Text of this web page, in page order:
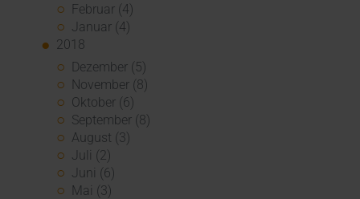
Februar (4)
Januar (4)
2018
Dezember (5)
November (8)
Oktober (6)
September (8)
August (3)
Juli (2)
Juni (6)
Mai (3)